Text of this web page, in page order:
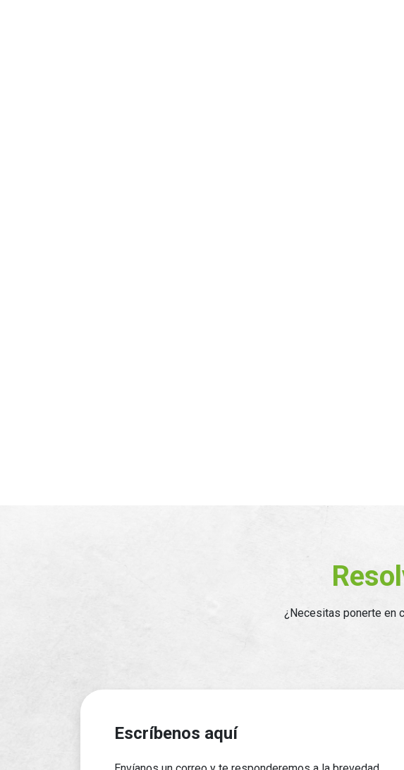
¿Necesitas ponerte en
Escríbenos aquí